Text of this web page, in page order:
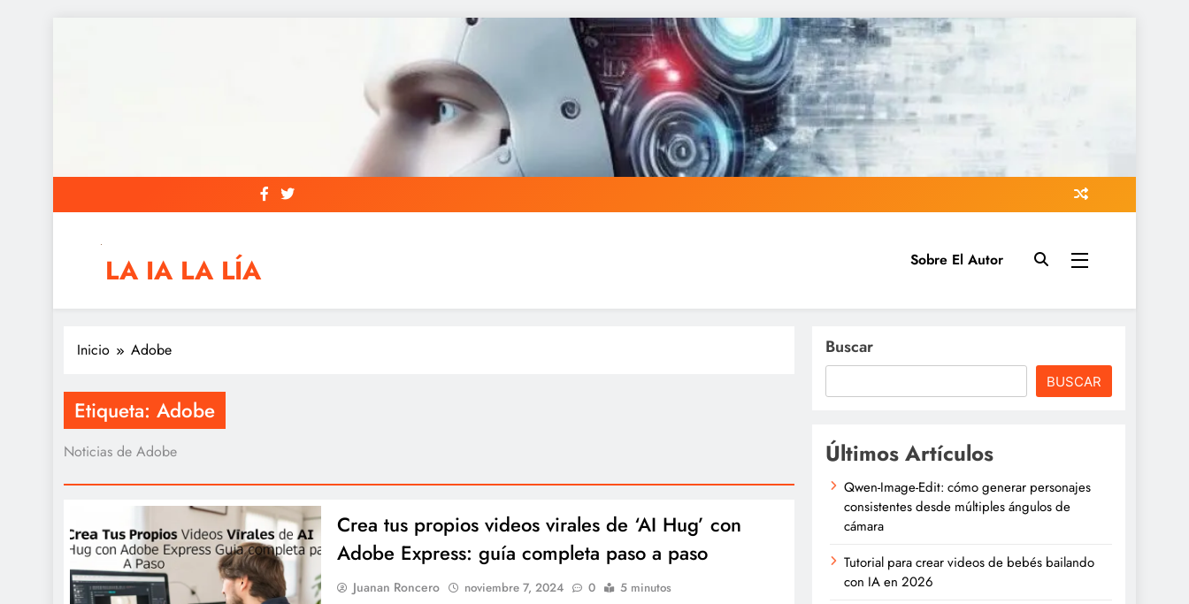
LA IA LA LÍA
IAs AIs, Automation y otras siglas raras
Sobre El Autor
Inicio Adobe
Etiqueta: Adobe
Noticias de Adobe
Crea tus propios videos virales de ‘AI Hug’ con
Adobe Express: guía completa paso a paso
Juanan Roncero noviembre 7, 2024 0 5 minutos
Buscar
BUSCAR
Últimos Artículos
Qwen-Image-Edit: cómo generar personajes
consistentes desde múltiples ángulos de
cámara
Tutorial para crear videos de bebés bailando
con IA en 2026